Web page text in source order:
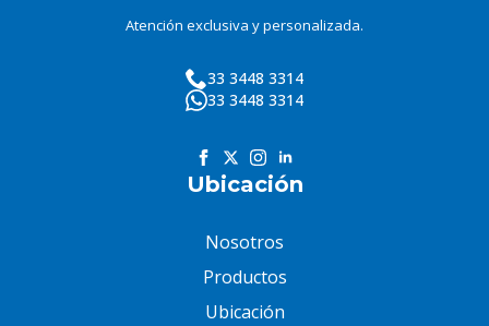
Atención exclusiva y personalizada.
33 3448 3314
33 3448 3314
Ubicación
Nosotros
Productos
Ubicación